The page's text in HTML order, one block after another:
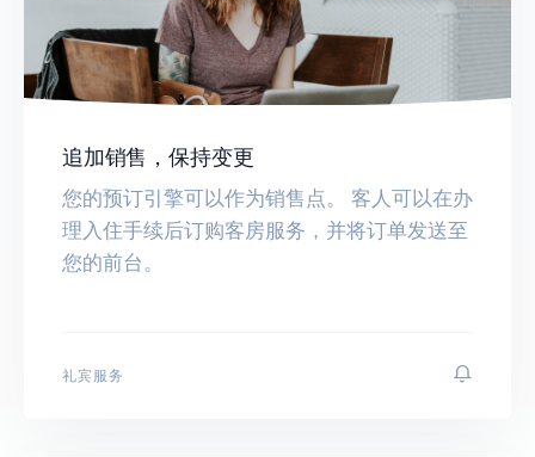
追加销售，保持变更
您的预订引擎可以作为销售点。 客人可以在办
理入住手续后订购客房服务，并将订单发送至
您的前台。
礼宾服务